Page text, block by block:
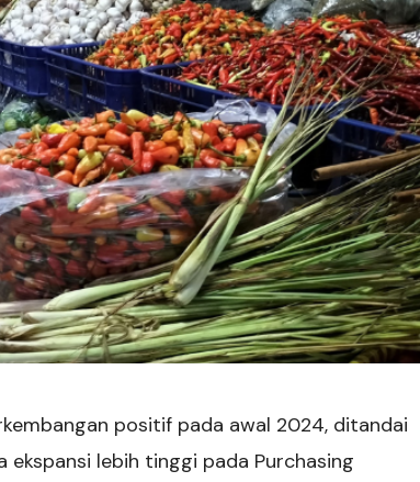
positif pada awal 2024, ditandai
lebih tinggi pada Purchasing